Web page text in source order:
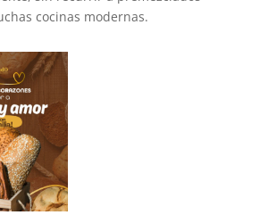
cocinas modernas.